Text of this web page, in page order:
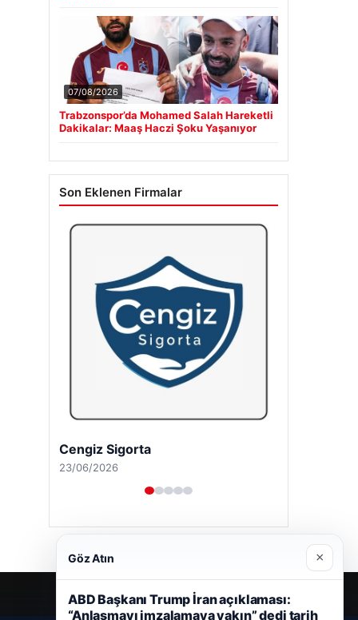
07/08/2026
Trabzonspor’da Mohamed Salah Hareketli
Dakikalar: Maaş Haczi Şoku Yaşanıyor
Son Eklenen Firmalar
Cengiz Sigorta
23/06/2026
Göz Atın ×
ABD Başkanı Trump İran açıklaması:
“Anlaşmayı imzalamaya yakın” dedi tarih